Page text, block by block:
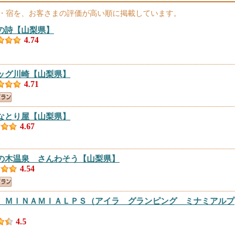
宿を、お客さまの評価が高い順に掲載しています。
詩【山梨県】
4.74
グ川崎 【山梨県】
4.71
とり屋 【山梨県】
4.67
木温泉 さんわそう 【山梨県】
4.54
ＩＮＡＭＩＡＬＰＳ（アイラ グランピング ミナミアルプ
4.5